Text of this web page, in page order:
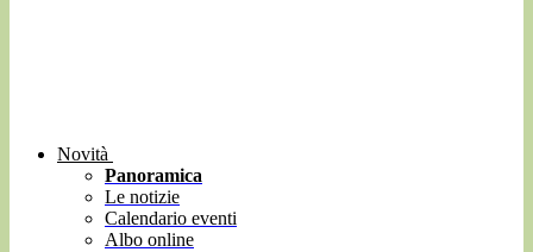
Novità
Panoramica
Le notizie
Calendario eventi
Albo online